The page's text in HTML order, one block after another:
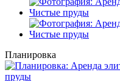
Планировка